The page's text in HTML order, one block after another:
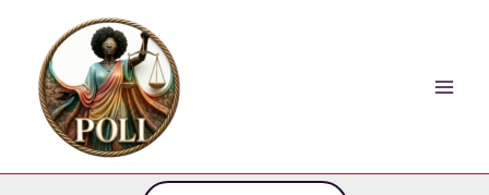
conteúdo
conteúdo